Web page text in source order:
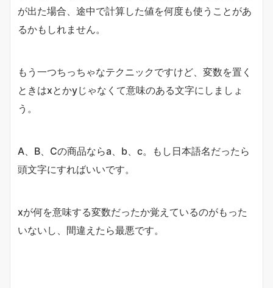
が出た場合、途中で計算した値を何度も使うことがあ
るかもしれません。
もう一つちっちゃなテクニックですけど、変数を置く
ときはxとかyじゃなくて意味のある文字にしましょ
う。
A、B、Cの商品ならa、b、c。もし日本語名だったら
頭文字にすればいいです。
xが何を意味する変数だったか覚えているのがもった
いないし、間違えたら最悪です。